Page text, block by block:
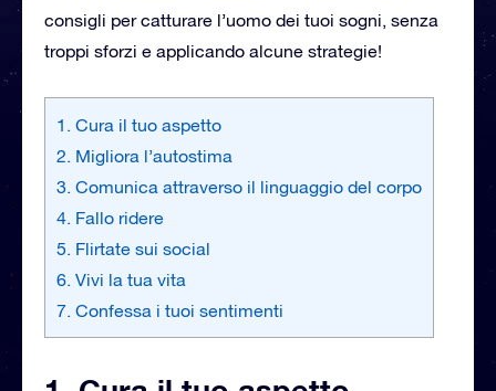
consigli per catturare l’uomo dei tuoi sogni, senza
troppi sforzi e applicando alcune strategie!
1. Cura il tuo aspetto
2. Migliora l’autostima
3. Comunica attraverso il linguaggio del corpo
4. Fallo ridere
5. Flirtate sui social
6. Vivi la tua vita
7. Confessa i tuoi sentimenti